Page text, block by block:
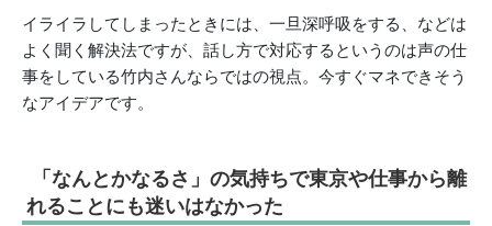
イライラしてしまったときには、一旦深呼吸をする、などは
よく聞く解決法ですが、話し方で対応するというのは声の仕
事をしている竹内さんならではの視点。今すぐマネできそう
なアイデアです。
「なんとかなるさ」の気持ちで東京や仕事から離
れることにも迷いはなかった